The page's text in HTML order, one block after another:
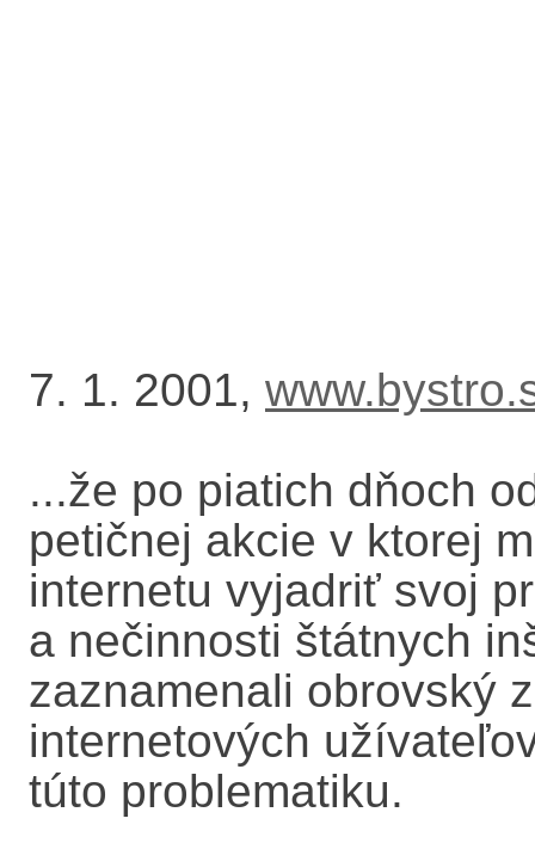
7. 1. 2001,
...že po piatich dňoch
petičnej akcie v ktorej
internetu vyjadriť svoj
a nečinnosti štátnych
zaznamenali obrovský
internetových
túto problematiku.